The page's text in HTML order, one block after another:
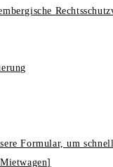
Formular, um